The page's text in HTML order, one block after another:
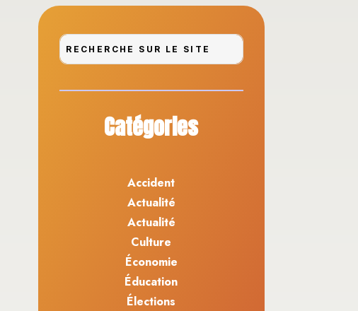
Catégories
Accident
Actualité
Actualité
Culture
Économie
Éducation
Élections